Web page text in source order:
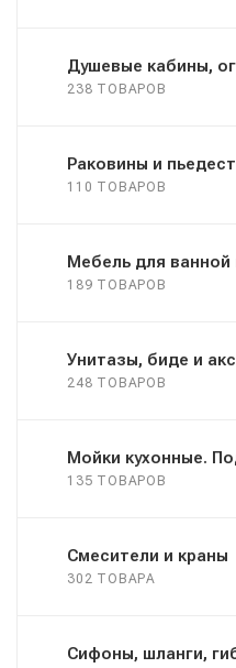
Душевые кабины,
238 ТОВАРОВ
Раковины и
110 ТОВАРОВ
Мебель для ванной
189 ТОВАРОВ
Унитазы, биде и
248 ТОВАРОВ
Мойки кухонные.
135 ТОВАРОВ
Смесители и краны
302 ТОВАРА
Сифоны, шланги,